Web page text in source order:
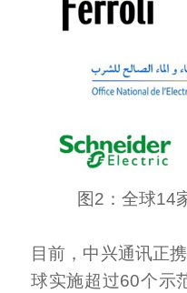
图2：全球14
目前，中兴通讯正
球实施超过60个示